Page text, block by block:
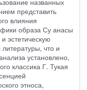
названных
представить
влияния
образа Су анасы
эстетическую
что и
установлено,
классика Г. Тукая
этноса,